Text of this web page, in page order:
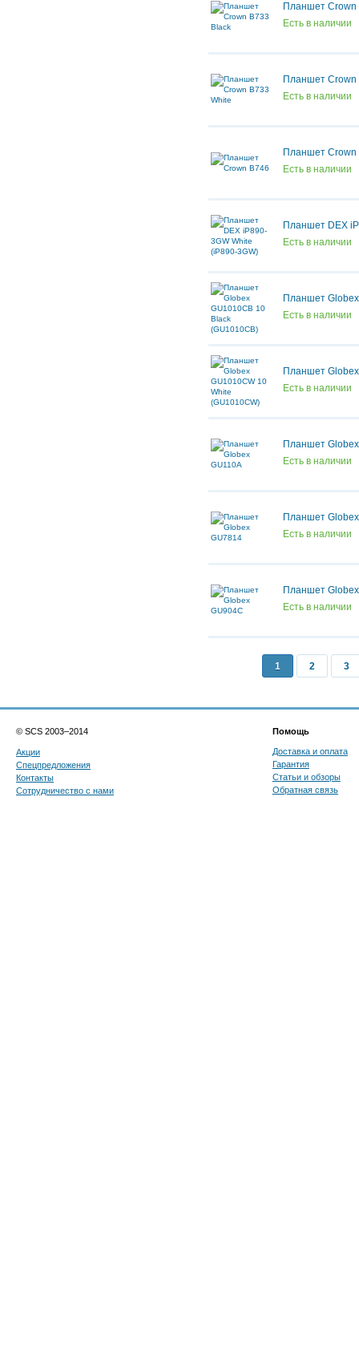
Планшет Crown
Есть в наличии
Планшет Crown
Есть в наличии
Планшет Crown
Есть в наличии
Планшет DEX
Есть в наличии
Планшет
Есть в наличии
Планшет
Есть в наличии
Планшет
Есть в наличии
Планшет
Есть в наличии
Планшет
Есть в наличии
1 2 3
© SCS 2003–2014
Акции
Спецпредложения
Контакты
Сотрудничество с нами
Помощь
Доставка и оплата
Гарантия
Статьи и обзоры
Обратная связь